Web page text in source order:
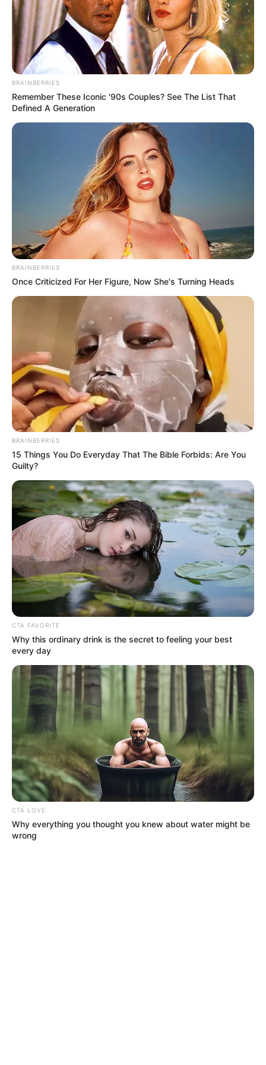
hallada con signos de violencia
COMPARTIR
TEMAS RELACIONADOS
CARTAGENA
TURISMO EN CARTAGENA
ALCALDE DE CARTAGENA
MINISTERIO DE CULTURA
ALERTA CARTAGENA
MANTÉNGASE EN ALERTA
favor, active las notificaciones de Alerta.
ACTIVAR AHORA
TEMAS DESTACADOS
CORTES DE LUZ EN BOLÍVAR
EL CARMEN DE BOLÍVAR
DUMEK TURBAY
ALCALDÍA DE CARTAGENA
FEMINICIDIO
BRAINBERRIES
Remember These Iconic '90s Couples? See The List That
Defined A Generation
BRAINBERRIES
Once Criticized For Her Figure, Now She's Turning Heads
BRAINBERRIES
15 Things You Do Everyday That The Bible Forbids: Are You
Guilty?
CTA FAVORITE
Why this ordinary drink is the secret to feeling your best
every day
CTA LOVE
Why everything you thought you knew about water might be
wrong